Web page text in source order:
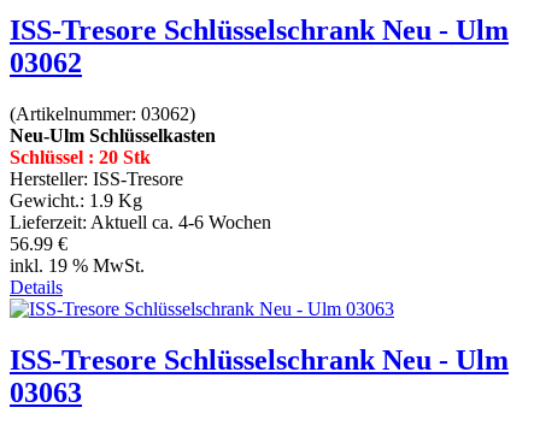
ISS-Tresore Schlüsselschrank Neu - Ulm
03062
(Artikelnummer: 03062)
Neu-Ulm Schlüsselkasten
Schlüssel : 20 Stk
Hersteller: ISS-Tresore
Gewicht.: 1.9 Kg
Lieferzeit: Aktuell ca. 4-6 Wochen
56.99 €
inkl. 19 % MwSt.
Details
ISS-Tresore Schlüsselschrank Neu - Ulm
03063